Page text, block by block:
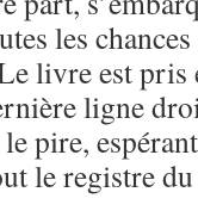
les
livre est pris
ligne
pire,
le registre